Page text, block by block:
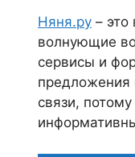
Няня.ру –
волнующие
сервисы и
предложения
связи,